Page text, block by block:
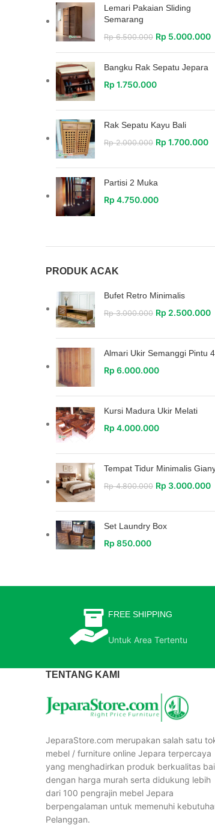
Lemari Pakaian Sliding
Semarang
Rp6.500.000 Rp 5.000.000
Bangku Rak Sepatu Jepara
Rp 1.750.000
Rak Sepatu Kayu Bali
Rp2.000.000 Rp 1.700.000
Partisi 2 Muka
Rp 4.750.000
PRODUK ACAK
Bufet Retro Minimalis
Rp3.000.000 Rp 2.500.000
Almari Ukir Semanggi Pintu 4
Rp 6.000.000
Kursi Madura Ukir Melati
Rp 4.000.000
Tempat Tidur Minimalis
Rp4.800.000 Rp 3.000.000
Set Laundry Box
Rp 850.000
FREE SHIPPING
Untuk Area Tertentu
TENTANG KAMI
JeparaStore.com merupakan salah satu
mebel / furniture online Jepara terpercaya
yang menghadirkan produk berkualitas
dengan harga murah serta didukung lebih
dari 100 pengrajin mebel Jepara
berpengalaman untuk memenuhi
Pelanggan.